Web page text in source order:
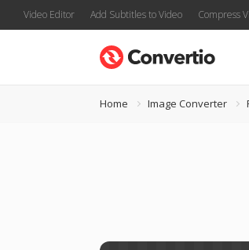
Video Editor Add Subtitles to Video Compress
Home Image Converter